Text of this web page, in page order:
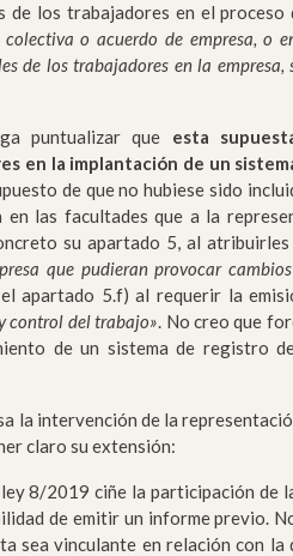
de los trabajadores en el
o acuerdo de empresa, o
de los trabajadores en la
puntualizar que esta
en la implantación de un
de que no hubiese sido
las facultades que a la
su apartado 5, al atribuirles
que pudieran provocar
apartado 5.f) al requerir la
control del trabajo». No creo que
de un sistema de registro
la intervención de la
claro su extensión:
8/2019 ciñe la participación de
de emitir un informe previo.
sea vinculante en relación con la